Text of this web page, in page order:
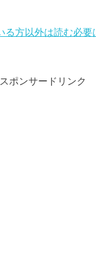
る方以外は読む必要
スポンサードリンク